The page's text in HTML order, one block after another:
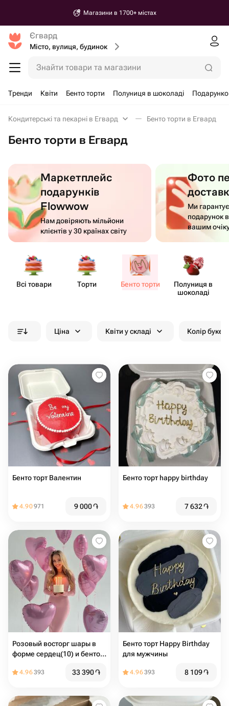
Магазини в 1700+ містах
Єгвард
Місто, вулиця, будинок
Знайти товари та магазини
Тренди Квіти Бенто торти Полуниця в шоколаді
Кондитерські та пекарні в Егвард Бенто торти в Егвард
Бенто торти в Егвард
Маркетплейс
подарунків
Flowwow
Нам довіряють мільйони
клієнтів у 30 країнах світу
Фото
Ми
подарунок
вашим
Всі товари Торти Бенто торти
Полуниця в
шоколаді
Ціна Квіти у складі Колір
Бенто торт Валентин
4.90971 9 000֏
Бенто торт happy birthday
4.96393 7 632֏
Розовый восторг шары в
форме сердец(10) и бенто
4.96393 33 390֏
Бенто торт Happy Birthday
для мужчины
4.96393 8 109֏